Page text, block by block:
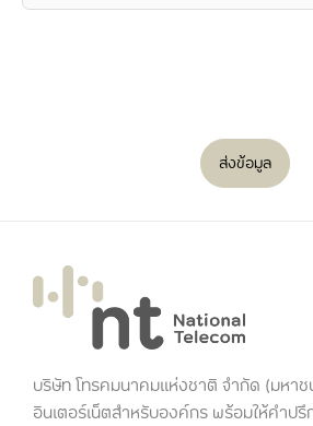
ส่งข้อมูล
บริษัท โทรคมนาคมแห่งชาติ จำกัด (มหา
อินเตอร์เน็ตสำหรับองค์กร พร้อมให้คำป